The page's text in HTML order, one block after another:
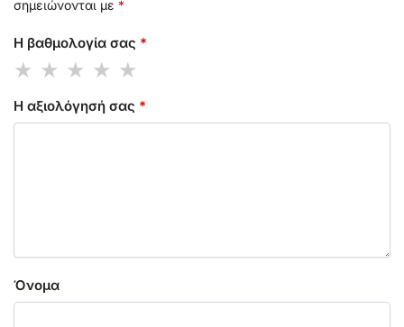
σημειώνονται με *
Η βαθμολογία σας *
Η αξιολόγησή σας *
Όνομα